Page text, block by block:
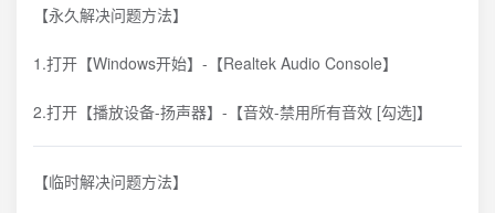
【永久解决问题方法】
1.打开【Windows开始】-【Realtek Audio Console】
2.打开【播放设备-扬声器】-【音效-禁用所有音效 [勾选]】
【临时解决问题方法】